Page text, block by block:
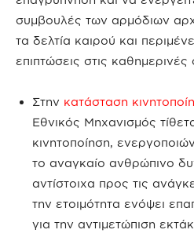
συμβουλές των αρμόδιων
τα δελτία καιρού και
επιπτώσεις στις
Στην κατάσταση
Εθνικός Μηχανισμός
κινητοποίηση,
το αναγκαίο ανθρώπινο
αντίστοιχα προς τις
την ετοιμότητα ενόψει
για την αντιμετώπιση